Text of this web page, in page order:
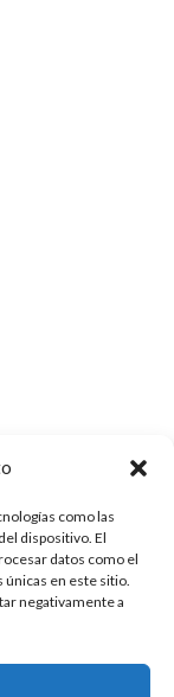
como las
dispositivo. El
datos como el
en este sitio.
negativamente a